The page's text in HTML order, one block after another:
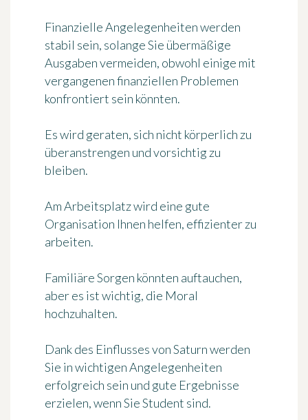
Finanzielle Angelegenheiten werden
stabil sein, solange Sie übermäßige
Ausgaben vermeiden, obwohl einige mit
vergangenen finanziellen Problemen
konfrontiert sein könnten.
Es wird geraten, sich nicht körperlich zu
überanstrengen und vorsichtig zu
bleiben.
Am Arbeitsplatz wird eine gute
Organisation Ihnen helfen, effizienter zu
arbeiten.
Familiäre Sorgen könnten auftauchen,
aber es ist wichtig, die Moral
hochzuhalten.
Dank des Einflusses von Saturn werden
Sie in wichtigen Angelegenheiten
erfolgreich sein und gute Ergebnisse
erzielen, wenn Sie Student sind.